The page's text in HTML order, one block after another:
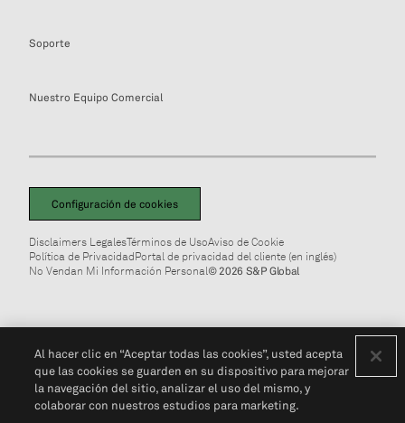
Soporte
Nuestro Equipo Comercial
Configuración de cookies
Disclaimers LegalesTérminos de UsoAviso de Cookie
Política de PrivacidadPortal de privacidad del cliente (en inglés)
No Vendan Mi Información Personal© 2026 S&P Global
Al hacer clic en “Aceptar todas las cookies”, usted acepta
que las cookies se guarden en su dispositivo para mejorar
la navegación del sitio, analizar el uso del mismo, y
colaborar con nuestros estudios para marketing.